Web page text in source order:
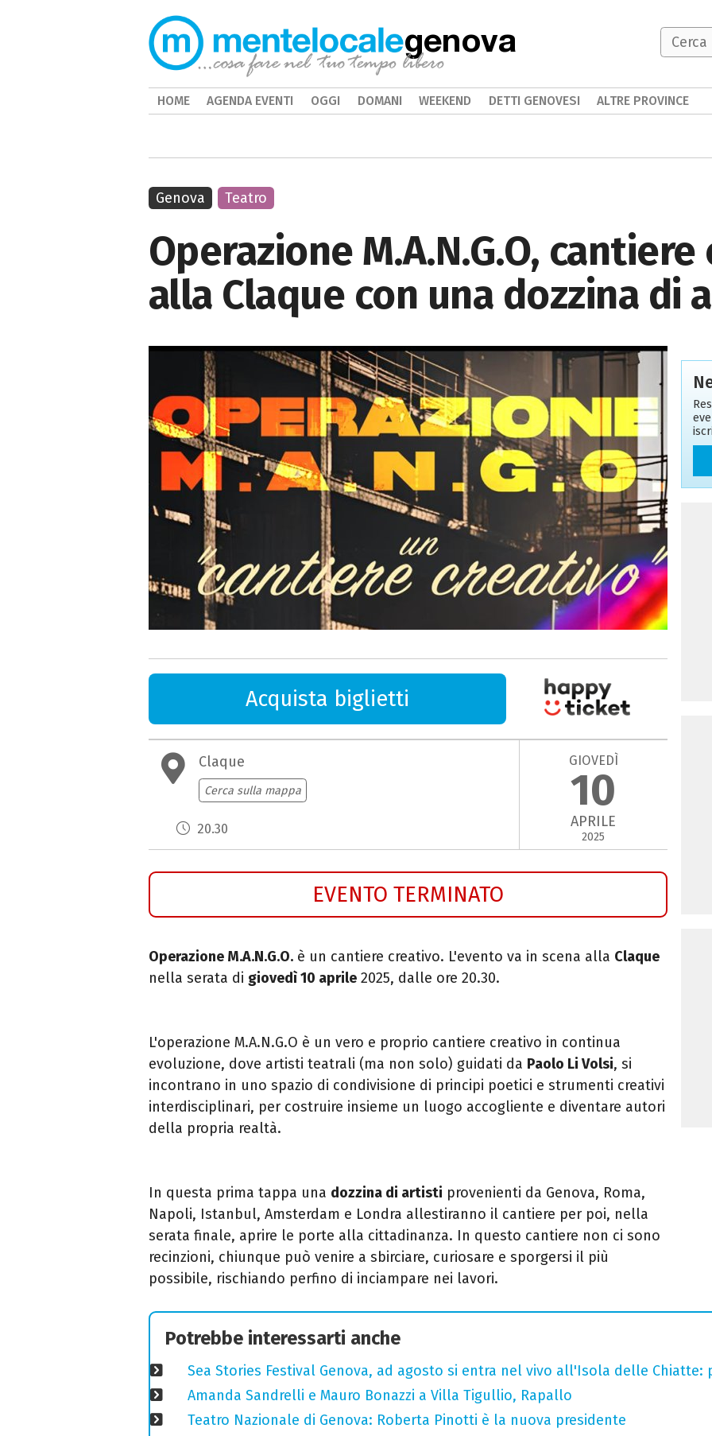
Operazione M.A.N.G.O,
alla Claque con una dozzina di
Acquista biglietti
Claque
Cerca sulla mappa
20.30
GIOVEDÌ
10
APRILE
2025
EVENTO TERMINATO
Operazione M.A.N.G.O. è un cantiere creativo. L'evento va in scena alla Claque
nella serata di giovedì 10 aprile 2025, dalle ore 20.30.
L'operazione M.A.N.G.O è un vero e proprio cantiere creativo in continua
evoluzione, dove artisti teatrali (ma non solo) guidati da Paolo Li Volsi, si
incontrano in uno spazio di condivisione di principi poetici e strumenti creativi
interdisciplinari, per costruire insieme un luogo accogliente e diventare autori
della propria realtà.
In questa prima tappa una dozzina di artisti provenienti da Genova, Roma,
Napoli, Istanbul, Amsterdam e Londra allestiranno il cantiere per poi, nella
serata finale, aprire le porte alla cittadinanza. In questo cantiere non ci sono
recinzioni, chiunque può venire a sbirciare, curiosare e sporgersi il più
possibile, rischiando perfino di inciampare nei lavori.
Genova Teatro
Potrebbe interessarti anche
Sea Stories Festival Genova, ad agosto si entra nel vivo all'Isola delle Chiatte:
Amanda Sandrelli e Mauro Bonazzi a Villa Tigullio, Rapallo
Teatro Nazionale di Genova: Roberta Pinotti è la nuova presidente
genova
HOME AGENDA EVENTI OGGI DOMANI WEEKEND DETTI GENOVESI ALTRE PROVINCE